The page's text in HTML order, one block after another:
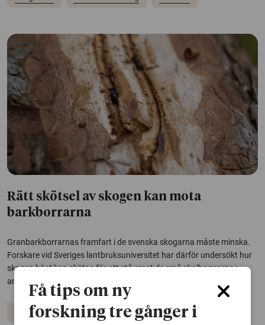
Rätt skötsel av skogen kan mota
barkborrarna
Granbarkborrarnas framfart i de svenska skogarna måste minska.
Forskare vid Sveriges lantbruksuniversitet har därför undersökt hur
skogen bäst kan skötas för att stå emot de små skalbaggarnas
angrepp.
Skogsbruk Insekter Skogen
Få tips om ny
forskning tre gånger i